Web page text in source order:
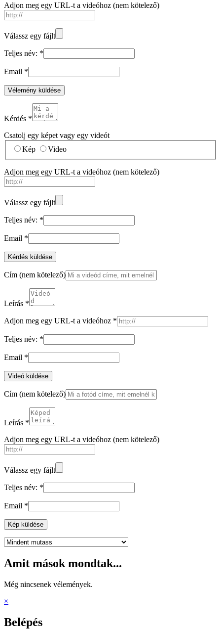
Adjon meg egy URL-t a videóhoz (nem kötelező)
Válassz egy fájlt
Teljes név: *
Email *
Vélemény küldése
Kérdés *
Csatolj egy képet vagy egy videót
Kép
Video
Adjon meg egy URL-t a videóhoz (nem kötelező)
Válassz egy fájlt
Teljes név: *
Email *
Kérdés küldése
Cím (nem kötelező)
Leírás *
Adjon meg egy URL-t a videóhoz *
Teljes név: *
Email *
Videó küldése
Cím (nem kötelező)
Leírás *
Adjon meg egy URL-t a videóhoz (nem kötelező)
Válassz egy fájlt
Teljes név: *
Email *
Kép küldése
Amit mások mondtak...
Még nincsenek vélemények.
×
Belépés